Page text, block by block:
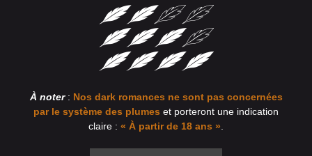
À noter: Nos dark romances ne sont pas concernées
par le système des plumes et porteront une indication
claire : « À partir de 18 ans ».